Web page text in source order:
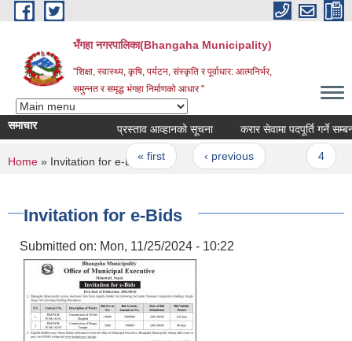
Skip to main content
भँगहा नगरपालिका(Bhangaha Municipality)
"शिक्षा, स्वास्थ्य, कृषि, पर्यटन, संस्कृति र पूर्वाधार: आत्मनिर्भर,
समुन्नत र समृद्ध भंगहा निर्माणको आधार "
समाचार प्रस्ताव आव्हानको सूचना करार सेवामा पदपूर्ति गर्ने
Pages
« first ‹ previous
You are here
Home » Invitation for e-Bids
Invitation for e-Bids
Submitted on: Mon, 11/25/2024 - 10:22